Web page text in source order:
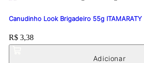
Canudinho Look Brigadeiro 55g ITAMARATY
Price:
R$ 3,38